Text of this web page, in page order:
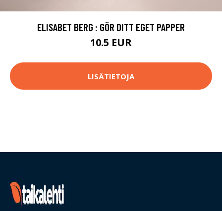
ELISABET BERG : GÖR DITT EGET PAPPER
10.5 EUR
LISÄTIETOJA